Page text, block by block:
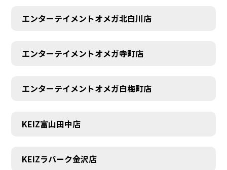
エンターテイメントオメガ北白川店
エンターテイメントオメガ寺町店
エンターテイメントオメガ白梅町店
KEIZ富山田中店
KEIZラパーク金沢店